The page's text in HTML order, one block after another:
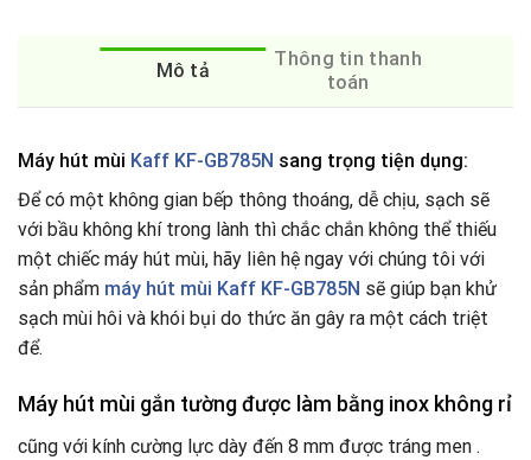
Mô tả
Thông tin thanh
toán
Máy hút mùi Kaff KF-GB785N sang trọng tiện dụng:
Để có một không gian bếp thông thoáng, dễ chịu, sạch sẽ
với bầu không khí trong lành thì chắc chắn không thể thiếu
một chiếc máy hút mùi, hãy liên hệ ngay với chúng tôi với
sản phẩm máy hút mùi Kaff KF-GB785N sẽ giúp bạn khử
sạch mùi hôi và khói bụi do thức ăn gây ra một cách triệt
để.
Máy hút mùi gắn tường được làm bằng inox không rỉ
cũng với kính cường lực dày đến 8 mm được tráng men .